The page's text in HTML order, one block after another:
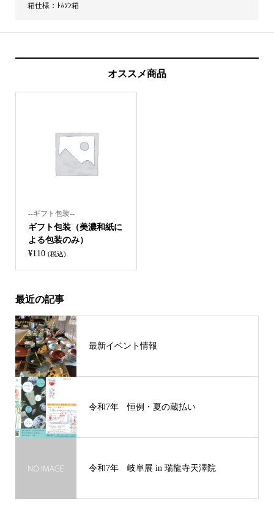
箱仕様：ﾄﾑｿﾝ箱
オススメ商品
--ギフト包装--
ギフト包装（美濃和紙に
よる包装のみ）
¥110 (税込)
最近の記事
最新イベント情報
令和7年 恒例・夏の蔵払い
令和7年 岐阜展 in 瑞龍寺天澤院